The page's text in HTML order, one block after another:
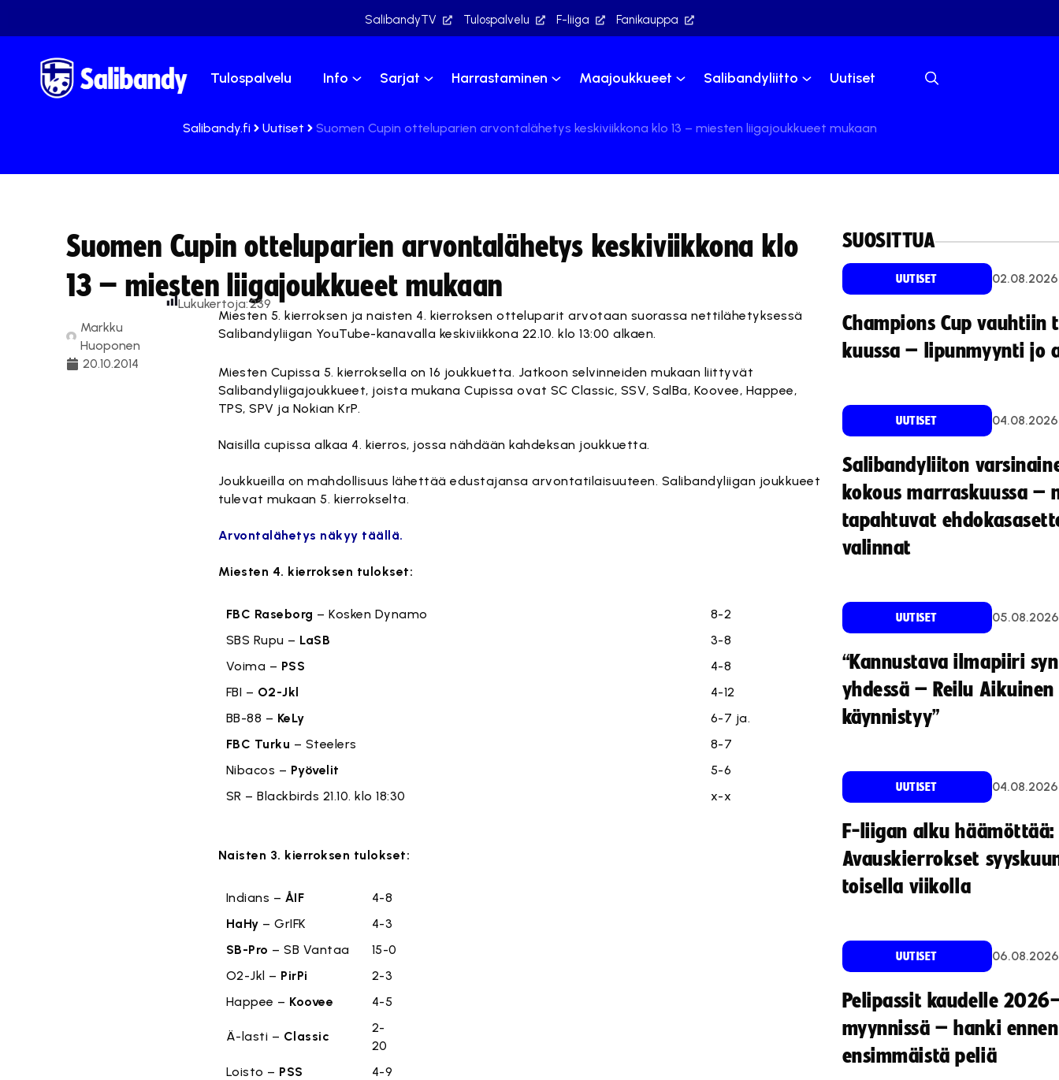
SalibandyTV Tulospalvelu F-liiga Fanikauppa
Tulospalvelu Info Sarjat Harrastaminen Maajoukkueet Salibandyliitto Uutiset
Salibandy.fi Uutiset Suomen Cupin otteluparien arvontalähetys keskiviikkona klo 13 – miesten liigajoukkueet mukaan
Suomen Cupin otteluparien arvontalähetys keskiviikkona klo
13 – miesten liigajoukkueet mukaan
Markku
Huoponen
20.10.2014
Lukukertoja:239
Miesten 5. kierroksen ja naisten 4. kierroksen otteluparit arvotaan suorassa nettilähetyksessä
Salibandyliigan YouTube-kanavalla keskiviikkona 22.10. klo 13:00 alkaen.
Miesten Cupissa 5. kierroksella on 16 joukkuetta. Jatkoon selvinneiden mukaan liittyvät
Salibandyliigajoukkueet, joista mukana Cupissa ovat SC Classic, SSV, SalBa, Koovee, Happee,
TPS, SPV ja Nokian KrP.
Naisilla cupissa alkaa 4. kierros, jossa nähdään kahdeksan joukkuetta.
Joukkueilla on mahdollisuus lähettää edustajansa arvontatilaisuuteen. Salibandyliigan joukkueet
tulevat mukaan 5. kierrokselta.
Arvontalähetys näkyy täällä.
Miesten 4. kierroksen tulokset:
FBC Raseborg – Kosken Dynamo
8-2
SBS Rupu – LaSB
3-8
Voima – PSS
4-8
FBI – O2-Jkl
4-12
BB-88 – KeLy
6-7 ja.
FBC Turku – Steelers
8-7
Nibacos – Pyövelit
5-6
SR – Blackbirds 21.10. klo 18:30
x-x
Naisten 3. kierroksen tulokset:
Indians – ÅIF
4-8
HaHy – GrIFK
4-3
SB-Pro – SB Vantaa
15-0
O2-Jkl – PirPi
2-3
Happee – Koovee 4-5
Ä-lasti – Classic
2-
20
Loisto – PSS
4-9
SUOSITTUA
UUTISET 02.08.2026
Champions Cup vauhtiin
kuussa – lipunmyynti jo
UUTISET 04.08.2026
Salibandyliiton
kokous marraskuussa –
tapahtuvat
valinnat
UUTISET 05.08.2026
“Kannustava ilmapiiri
yhdessä – Reilu
käynnistyy”
UUTISET 04.08.2026
F-liigan alku häämöttää:
Avauskierrokset
toisella viikolla
UUTISET 06.08.2026
Pelipassit kaudelle
myynnissä – hanki ennen
ensimmäistä peliä